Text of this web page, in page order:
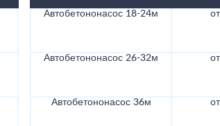
Автобетононасос 18-24м
Автобетононасос 26-32м
Автобетононасос 36м